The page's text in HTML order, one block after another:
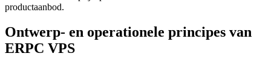
productaanbod.
Ontwerp- en operationele principes van
ERPC VPS